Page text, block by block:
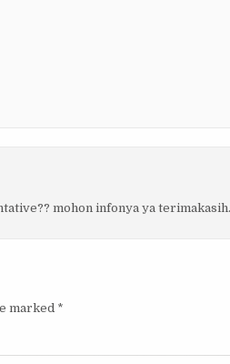
mohon infonya ya terimakasih.
marked *